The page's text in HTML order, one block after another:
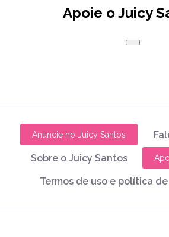
Apoie o Juicy
Anuncie no Juicy Santos
Sobre o Juicy Santos
Termos de uso e política